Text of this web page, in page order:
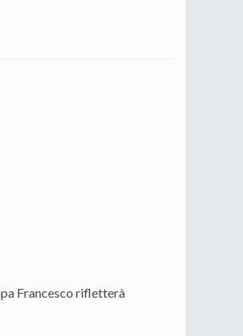
Francesco rifletterà